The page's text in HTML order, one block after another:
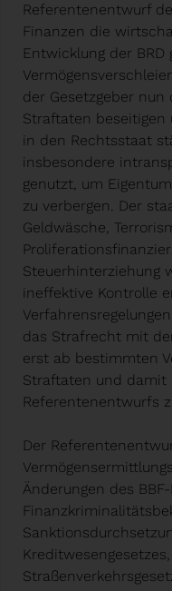
Referentenentwurf
Finanzen die
Entwicklung der
der Gesetzgeber
Straftaten beseitigen
in den Rechtsstaat
insbesondere
genutzt, um
zu verbergen. Der
Geldwäsche,
Steuerhinterziehung
ineffektive Kontrolle
das Strafrecht mit
erst ab bestimmten
Straftaten und damit
Referentenentwurfs
Der
Änderungen des